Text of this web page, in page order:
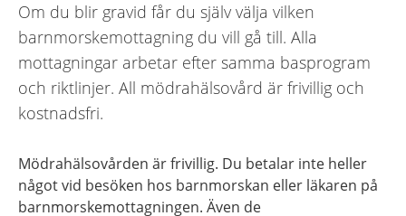
Om du blir gravid får du själv välja vilken
barnmorskemottagning du vill gå till. Alla
mottagningar arbetar efter samma basprogram
och riktlinjer. All mödrahälsovård är frivillig och
kostnadsfri.
Mödrahälsovården är frivillig. Du betalar inte heller
något vid besöken hos barnmorskan eller läkaren på
barnmorskemottagningen. Även de